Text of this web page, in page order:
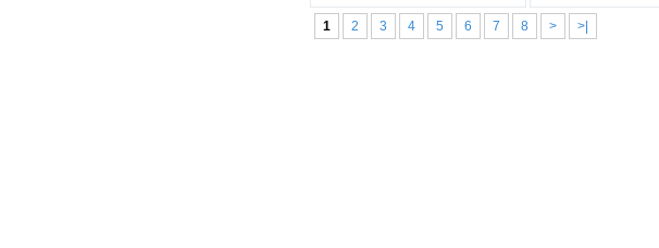
1 2 3 4 5 6 7 8 > >|